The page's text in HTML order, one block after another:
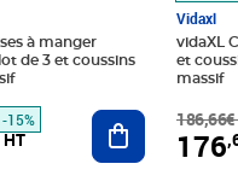
à manger
de 3 et coussins
-15% Ajouter au
Vidaxl
vidaXL
et
massif
186,66€
176